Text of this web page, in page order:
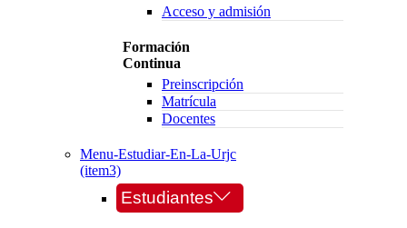
Acceso y admisión
Formación
Continua
Preinscripción
Matrícula
Docentes
Menu-Estudiar-En-La-Urjc
(item3)
Estudiantes